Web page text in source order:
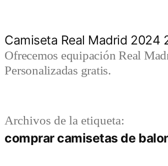
Camiseta Real Madrid 2024
Ofrecemos equipación Real
Personalizadas gratis.
Archivos de la etiqueta:
comprar camisetas de